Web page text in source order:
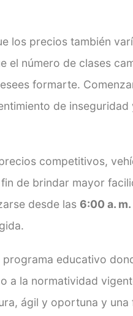
los precios también
el número de clases
formarte.
de
competitivos,
de brindar mayor
desde las 6:00 a.
educativo
a la normatividad
ágil y oportuna y una